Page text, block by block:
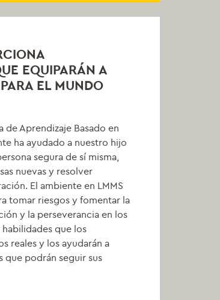
EQUIPARÁN A
EL MUNDO
de Aprendizaje Basado en
ha ayudado a nuestro hijo
segura de sí misma,
nuevas y resolver
El ambiente en LMMS
tomar riesgos y fomentar la
y la perseverancia en los
habilidades que los
reales y los ayudarán a
podrán seguir sus